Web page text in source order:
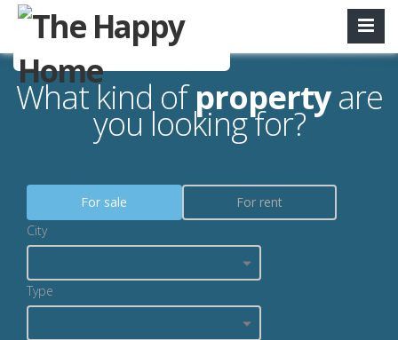
What kind ofpropertyare
you looking for?
For sale
For rent
City
Type